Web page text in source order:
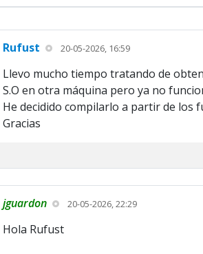
Rufust 20-05-2026, 16:59
Llevo mucho tiempo tratando de
S.O en otra máquina pero ya no
He decidido compilarlo a partir de los
Gracias
jguardon 20-05-2026, 22:29
Hola Rufust